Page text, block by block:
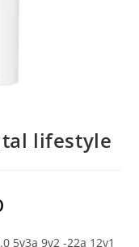
lifestyle
5v3a 9v2 -22a 12v1